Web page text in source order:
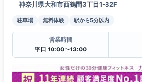
神奈川県大和市西鶴間3丁目1-82F
駐車場 無料体験 駅から5分以内
営業時間
平日 10:00〜13:00